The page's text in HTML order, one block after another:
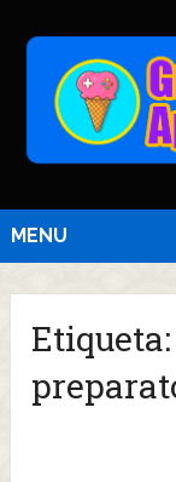
MENU
Etiqueta: